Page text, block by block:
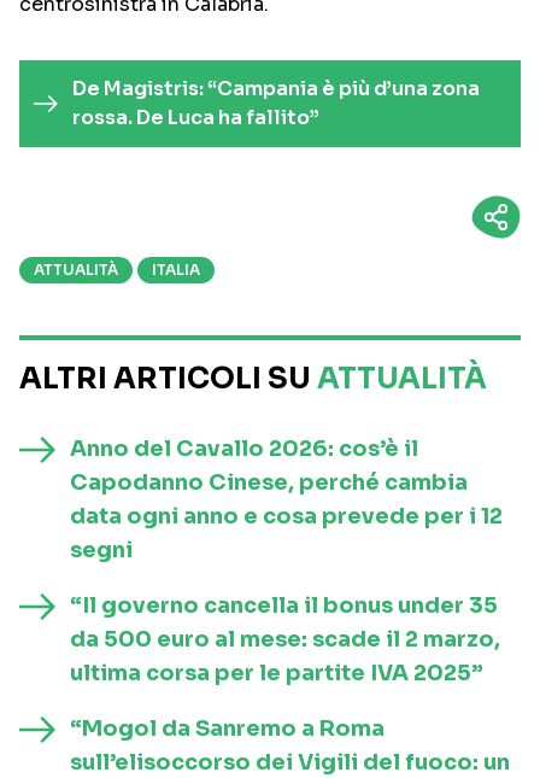
De Magistris: “Campania è più d’una zona
rossa. De Luca ha fallito”
ATTUALITÀ ITALIA
ALTRI ARTICOLI SU ATTUALITÀ
Anno del Cavallo 2026: cos’è il
Capodanno Cinese, perché cambia
data ogni anno e cosa prevede per i 12
segni
“Il governo cancella il bonus under 35
da 500 euro al mese: scade il 2 marzo,
ultima corsa per le partite IVA 2025”
“Mogol da Sanremo a Roma
sull’elisoccorso dei Vigili del fuoco: un